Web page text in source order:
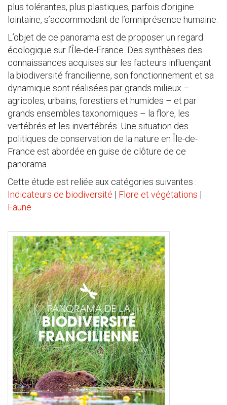
plus tolérantes, plus plastiques, parfois d’origine
lointaine, s’accommodant de l’omniprésence humaine.
L’objet de ce panorama est de proposer un regard
écologique sur l’Île-de-France. Des synthèses des
connaissances acquises sur les facteurs influençant
la biodiversité francilienne, son fonctionnement et sa
dynamique sont réalisées par grands milieux –
agricoles, urbains, forestiers et humides – et par
grands ensembles taxonomiques – la flore, les
vertébrés et les invertébrés. Une situation des
politiques de conservation de la nature en Île-de-
France est abordée en guise de clôture de ce
panorama.
Cette étude est reliée aux catégories suivantes :
Indicateurs de biodiversité | Flore et végétations |
Faune